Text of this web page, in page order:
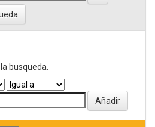
busqueda.